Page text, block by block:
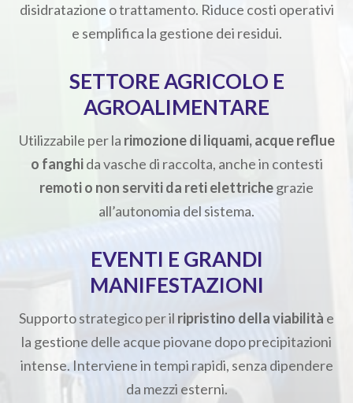
disidratazione o trattamento. Riduce costi operativi
e semplifica la gestione dei residui.
SETTORE AGRICOLO E
AGROALIMENTARE
Utilizzabile per la rimozione di liquami, acque reflue
o fanghida vasche di raccolta, anche in contesti
remoti o non serviti da reti elettrichegrazie
all’autonomia del sistema.
EVENTI E GRANDI
MANIFESTAZIONI
Supporto strategico per il ripristino della viabilità e
la gestione delle acque piovane dopo precipitazioni
intense. Interviene in tempi rapidi, senza dipendere
da mezzi esterni.